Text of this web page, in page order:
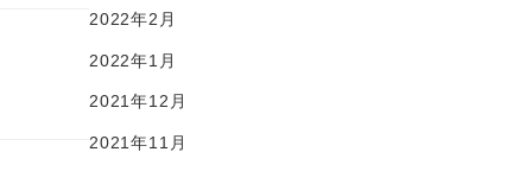
2022年2月
2022年1月
2021年12月
2021年11月